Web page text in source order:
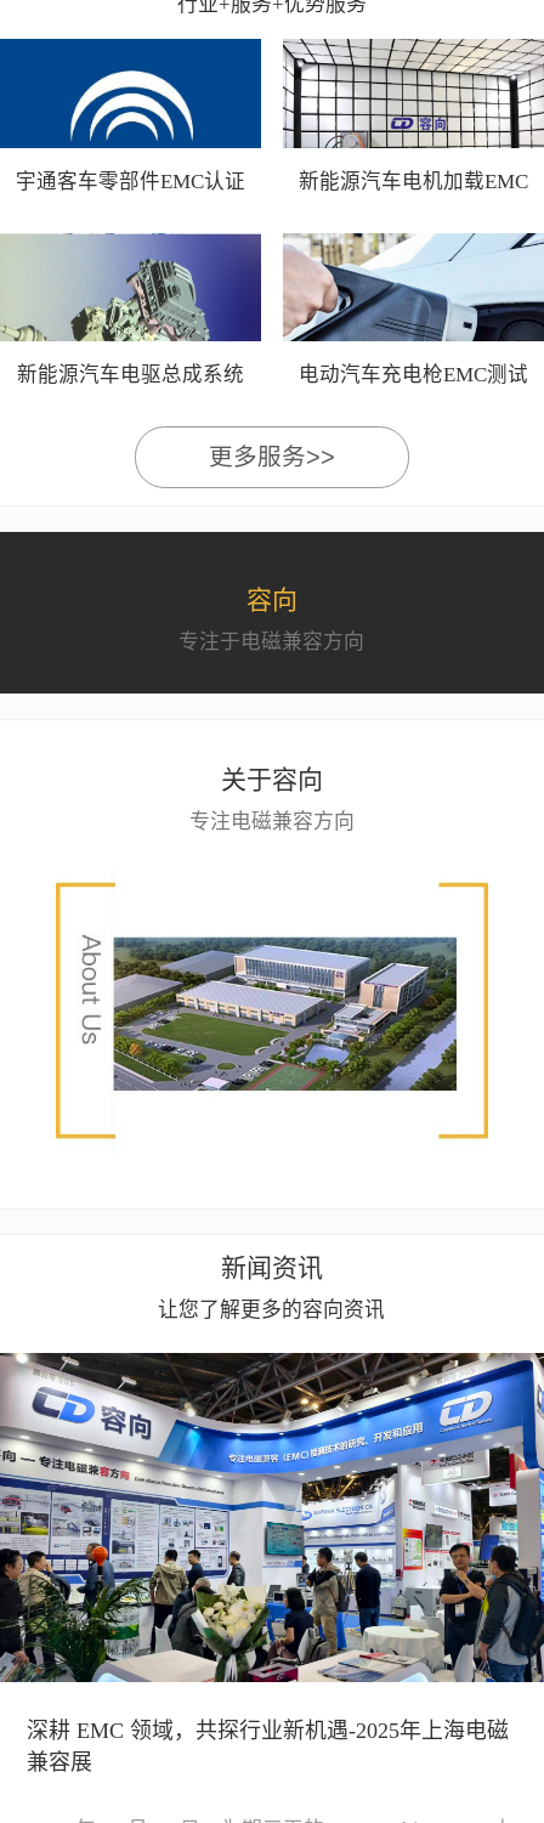
宇通客车零部件EMC认证
新能源汽车电机加载EMC
新能源汽车电驱总成系统
电动汽车充电枪EMC测试
更多服务>>
容向
专注于电磁兼容方向
关于容向
专注电磁兼容方向
新闻资讯
让您了解更多的容向资讯
深耕 EMC 领域，共探行业新机遇-2025年上海电磁
兼容展